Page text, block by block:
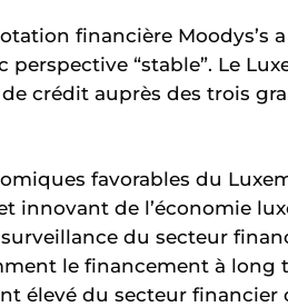
financière Moodys’s
“stable”. Le
crédit auprès des trois
favorables du
innovant de l’économie
du secteur
le financement à long
élevé du secteur financier